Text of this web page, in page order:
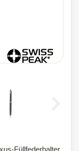
Füllfederhalter